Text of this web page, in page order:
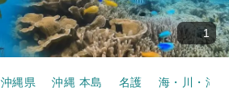
1
沖縄県 沖縄 本島 名護 海・川・湖